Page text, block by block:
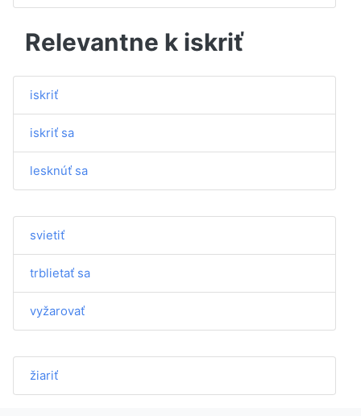
Relevantne k iskriť
iskriť
iskriť sa
lesknúť sa
svietiť
trblietať sa
vyžarovať
žiariť